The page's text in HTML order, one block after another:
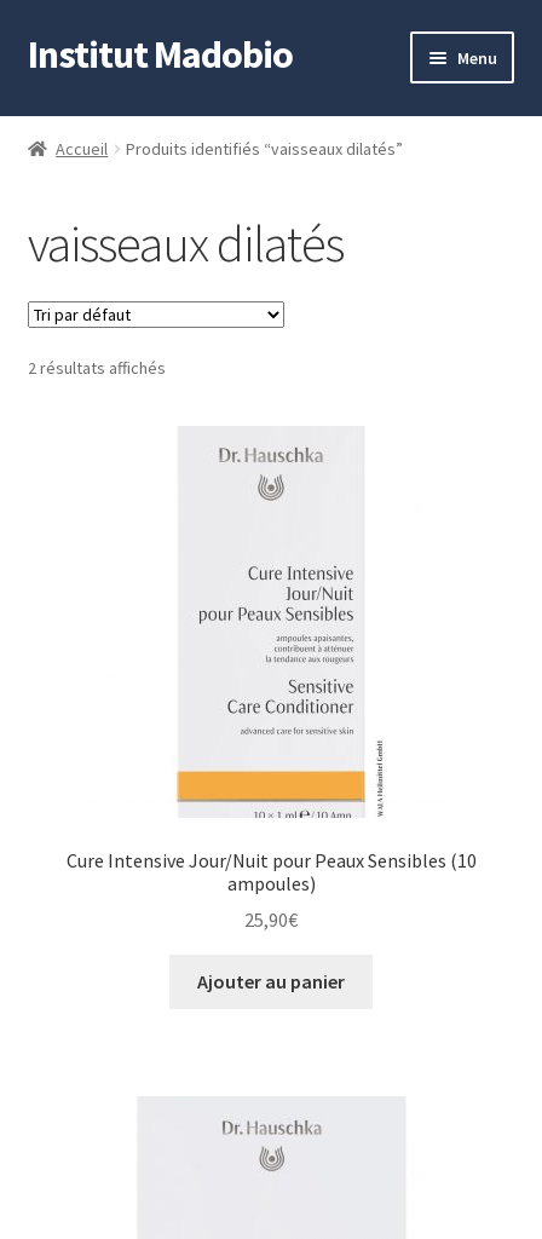
Aller
à
navigation
Aller
au
Institut Madobio Menu
Accueil
Mon compte
Panier
Validation de la commande
Accueil Produits identifiés “vaisseaux dilatés”
vaisseaux dilatés
2 résultats affichés
Cure Intensive Jour/Nuit pour Peaux Sensibles (10
ampoules)
25,90€
Ajouter au panier